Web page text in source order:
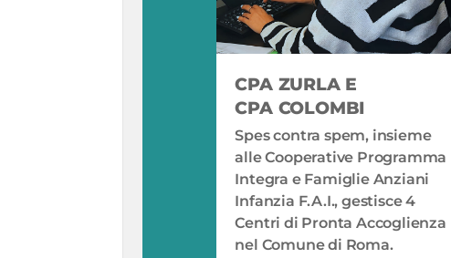
CPA ZURLA E
CPA COLOMBI
Spes contra spem, insieme
alle Cooperative Programma
Integra e Famiglie Anziani
Infanzia F.A.I., gestisce 4
Centri di Pronta Accoglienza
nel Comune di Roma.